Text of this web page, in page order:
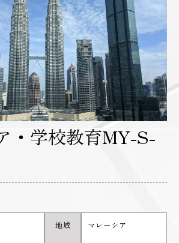
・学校教育MY-S-
地域 マレーシア